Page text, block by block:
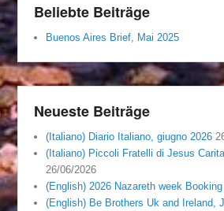
Beliebte Beiträge
Buenos Aires Brief, Mai 2025
Neueste Beiträge
(Italiano) Diario Italiano, giugno 2026
(Italiano) Piccoli Fratelli di Jesus
26/06/2026
(English) 2026 Nazareth week
(English) Be Brothers Uk and Ireland,